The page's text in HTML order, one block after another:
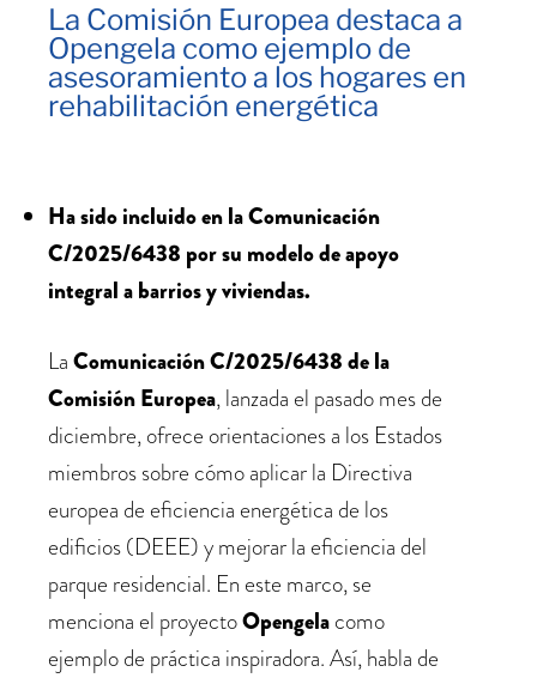
La Comisión Europea destaca a
Opengela como ejemplo de
asesoramiento a los hogares en
rehabilitación energética
Ha sido incluido en la Comunicación
C/2025/6438 por su modelo de apoyo
integral a barrios y viviendas.
LaComunicación C/2025/6438 de la
Comisión Europea, lanzada el pasado mes de
diciembre, ofrece orientaciones a los Estados
miembros sobre cómo aplicar la Directiva
europea de eficiencia energética de los
edificios (DEEE) y mejorar la eficiencia del
parque residencial. En este marco, se
menciona el proyectoOpengelacomo
ejemplo de práctica inspiradora. Así, habla de